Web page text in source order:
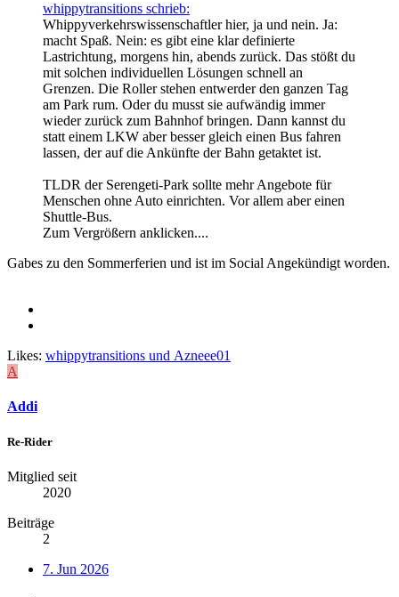
whippytransitions schrieb:
Whippyverkehrswissenschaftler hier, ja und nein. Ja:
macht Spaß. Nein: es gibt eine klar definierte
Lastrichtung, morgens hin, abends zurück. Das stößt du
mit solchen individuellen Lösungen schnell an
Grenzen. Die Roller stehen entwerder den ganzen Tag
am Park rum. Oder du musst sie aufwändig immer
wieder zurück zum Bahnhof bringen. Dann kannst du
statt einem LKW aber besser gleich einen Bus fahren
lassen, der auf die Ankünfte der Bahn getaktet ist.
TLDR der Serengeti-Park sollte mehr Angebote für
Menschen ohne Auto einrichten. Vor allem aber einen
Shuttle-Bus.
Zum Vergrößern anklicken....
Gabes zu den Sommerferien und ist im Social Angekündigt worden.
Likes: whippytransitions und Azneee01
A
Addi
Re-Rider
Mitglied seit
2020
Beiträge
2
7. Jun 2026